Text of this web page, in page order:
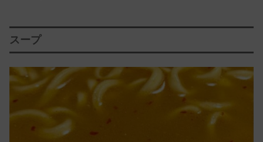
スープ